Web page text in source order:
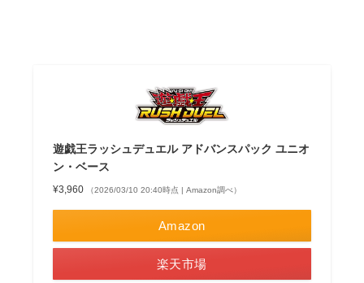
遊戯王ラッシュデュエル アドバンスパック ユニオ
ン・ベース
¥3,960 （2026/03/10 20:40時点 | Amazon調べ）
Amazon
楽天市場